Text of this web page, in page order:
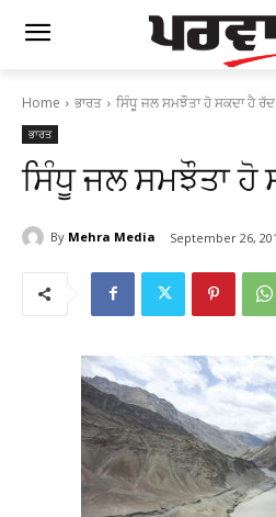
Home ਭਾਰਤ ਸਿੰਧੂ ਜਲ ਸਮਝੌਤਾ ਹੋ ਸਕਦਾ ਹੈ ਰੱਦ
ਭਾਰਤ
ਸਿੰਧੂ ਜਲ ਸਮਝੌਤਾ ਹੋ
By Mehra Media September 26,